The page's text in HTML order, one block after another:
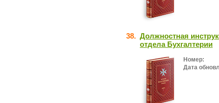
38. Должностная
отдела Бухгалтерии
Номер:
Дата